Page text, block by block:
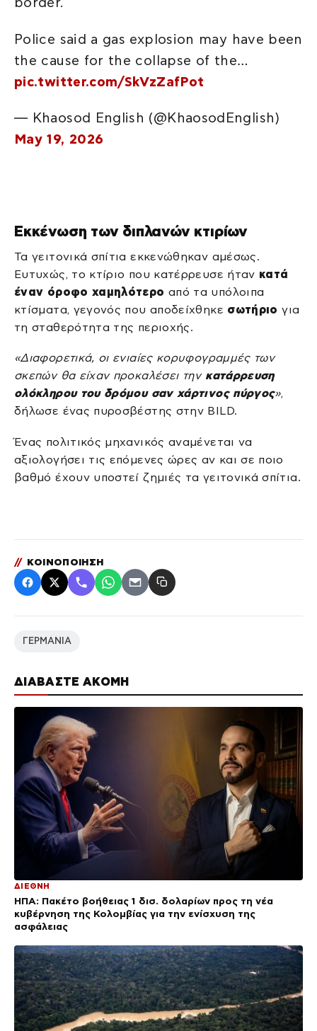
ΔΙΑΒΑΣΤΕ ΑΚΟΜΗ
ΔΙΕΘΝΗ
ΗΠΑ: Πακέτο βοήθειας 1 δισ. δολαρίων προς τη νέα
κυβέρνηση της Κολομβίας για την ενίσχυση της
ασφάλειας
Police said a gas explosion may have been
the cause for the collapse of the…
pic.twitter.com/SkVzZafPot
— Khaosod English (@KhaosodEnglish)
May 19, 2026
Εκκένωση των διπλανών κτιρίων
Τα γειτονικά σπίτια εκκενώθηκαν αμέσως.
Ευτυχώς, το κτίριο που κατέρρευσε ήταν κατά
έναν όροφο χαμηλότερο από τα υπόλοιπα
κτίσματα, γεγονός που αποδείχθηκε σωτήριο για
τη σταθερότητα της περιοχής.
«Διαφορετικά, οι ενιαίες κορυφογραμμές των
σκεπών θα είχαν προκαλέσει την κατάρρευση
ολόκληρου του δρόμου σαν χάρτινος πύργος»,
δήλωσε ένας πυροσβέστης στην BILD.
Ένας πολιτικός μηχανικός αναμένεται να
αξιολογήσει τις επόμενες ώρες αν και σε ποιο
βαθμό έχουν υποστεί ζημιές τα γειτονικά σπίτια.
// ΚΟΙΝΟΠΟΙΗΣΗ
ΓΕΡΜΑΝΙΑ